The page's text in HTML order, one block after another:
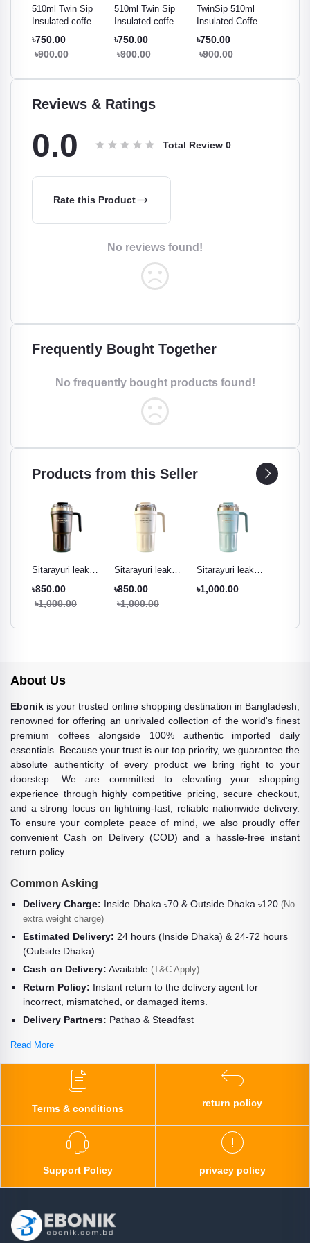
510ml Twin Sip
Insulated coffee
Tumbler - Gray
৳750.00
৳900.00
510ml Twin Sip
Insulated coffee
Tumbler - Orange
৳750.00
৳900.00
TwinSip 510ml
Insulated Coffee
Tumbler – Lite
Pink
৳750.00
৳900.00
Reviews & Ratings
0.0 Total Review 0
Rate this Product
No reviews found!
Frequently Bought Together
No frequently bought products found!
Products from this Seller
Sitarayuri leak
black - 600ml
৳850.00
৳1,000.00
Sitarayuri leak
cream white -
600ml
৳850.00
৳1,000.00
Sitarayuri leak
Pestal green -
৳1,000.00
About Us
Ebonik is your trusted online shopping destination in Bangladesh,
renowned for offering an unrivaled collection of the world's finest
premium coffees alongside 100% authentic imported daily
essentials. Because your trust is our top priority, we guarantee the
absolute authenticity of every product we bring right to your
doorstep. We are committed to elevating your shopping
experience through highly competitive pricing, secure checkout,
and a strong focus on lightning-fast, reliable nationwide delivery.
To ensure your complete peace of mind, we also proudly offer
convenient Cash on Delivery (COD) and a hassle-free instant
return policy.
Common Asking
Delivery Charge: Inside Dhaka ৳70 & Outside Dhaka ৳120 (No
extra weight charge)
Estimated Delivery: 24 hours (Inside Dhaka) & 24-72 hours
(Outside Dhaka)
Cash on Delivery: Available (T&C Apply)
Return Policy: Instant return to the delivery agent for
incorrect, mismatched, or damaged items.
Delivery Partners: Pathao & Steadfast
Read More
Terms & conditions
return policy
Support Policy privacy policy